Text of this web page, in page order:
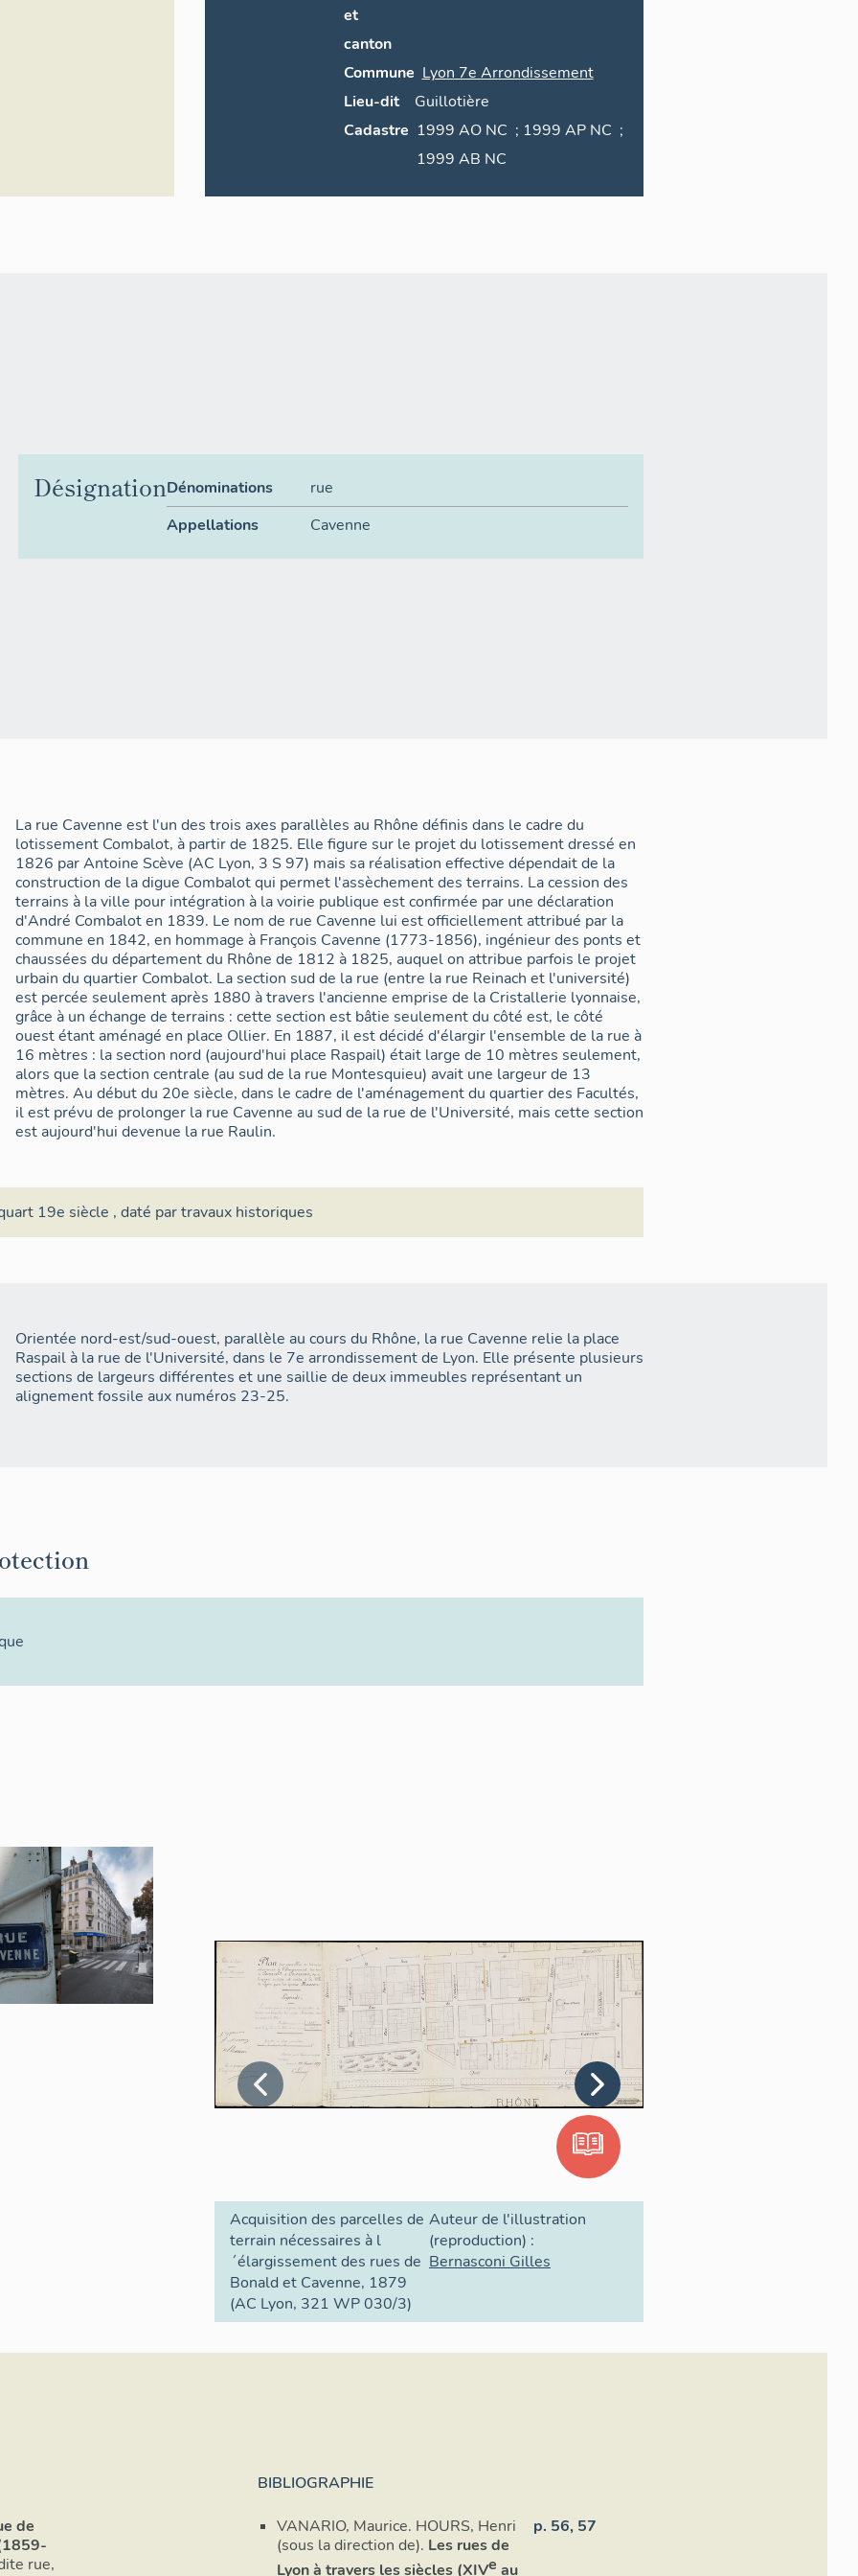
du patrimoine
et
canton
Commune Lyon 7e Arrondissement
Lieu-dit
Guillotière
Cadastre 1999 AO NC ; 1999 AP NC ;
1999 AB NC
DésignationDénominations
rue
Appellations
Cavenne
La rue Cavenne est l'un des trois axes parallèles au Rhône définis dans le cadre du
lotissement Combalot, à partir de 1825. Elle figure sur le projet du lotissement dressé en
1826 par Antoine Scève (AC Lyon, 3 S 97) mais sa réalisation effective dépendait de la
construction de la digue Combalot qui permet l'assèchement des terrains. La cession des
terrains à la ville pour intégration à la voirie publique est confirmée par une déclaration
d'André Combalot en 1839. Le nom de rue Cavenne lui est officiellement attribué par la
commune en 1842, en hommage à François Cavenne (1773-1856), ingénieur des ponts et
chaussées du département du Rhône de 1812 à 1825, auquel on attribue parfois le projet
urbain du quartier Combalot. La section sud de la rue (entre la rue Reinach et l'université)
est percée seulement après 1880 à travers l'ancienne emprise de la Cristallerie lyonnaise,
grâce à un échange de terrains : cette section est bâtie seulement du côté est, le côté
ouest étant aménagé en place Ollier. En 1887, il est décidé d'élargir l'ensemble de la rue à
16 mètres : la section nord (aujourd'hui place Raspail) était large de 10 mètres seulement,
alors que la section centrale (au sud de la rue Montesquieu) avait une largeur de 13
mètres. Au début du 20e siècle, dans le cadre de l'aménagement du quartier des Facultés,
il est prévu de prolonger la rue Cavenne au sud de la rue de l'Université, mais cette section
est aujourd'hui devenue la rue Raulin.
19e siècle ,daté par travaux historiques
Orientée nord-est/sud-ouest, parallèle au cours du Rhône, la rue Cavenne relie la place
Raspail à la rue de l'Université, dans le 7e arrondissement de Lyon. Elle présente plusieurs
sections de largeurs différentes et une saillie de deux immeubles représentant un
alignement fossile aux numéros 23-25.
Acquisition des parcelles de
terrain nécessaires à l
´élargissement des rues de
Bonald et Cavenne, 1879
(AC Lyon, 321 WP 030/3)
Auteur de l'illustration
(reproduction) :
Bernasconi Gilles
de
rue,
BIBLIOGRAPHIE
VANARIO, Maurice. HOURS, Henri
(sous la direction de). Les rues de
Lyon à travers les siècles (XIVe au
p. 56, 57